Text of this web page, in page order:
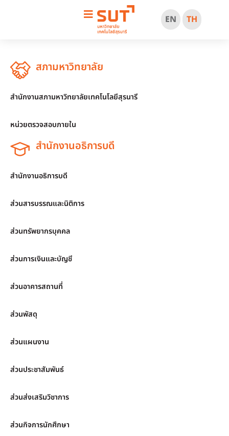
EN TH
สภามหาวิทยาลัย
สำนักงานสภามหาวิทยาลัยเทคโนโลยีสุรนารี
หน่วยตรวจสอบภายใน
สำนักงานอธิการบดี
สำนักงานอธิการบดี
ส่วนสารบรรณและนิติการ
ส่วนทรัพยากรบุคคล
ส่วนการเงินและบัญชี
ส่วนอาคารสถานที่
ส่วนพัสดุ
ส่วนแผนงาน
ส่วนประชาสัมพันธ์
ส่วนส่งเสริมวิชาการ
ส่วนกิจการนักศึกษา